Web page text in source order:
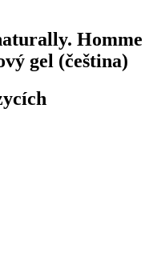
Homme
gel (čeština)